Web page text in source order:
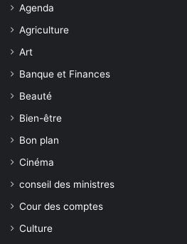
Agenda
Agriculture
Art
Banque et Finances
Beauté
Bien-être
Bon plan
Cinéma
conseil des ministres
Cour des comptes
Culture